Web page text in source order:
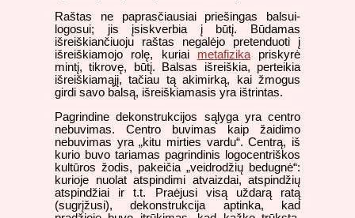
Raštas ne paprasčiausiai priešingas balsui-
logosui; jis įsiskverbia į būtį. Būdamas
išreiškiančiuoju raštas negalėjo pretenduoti į
išreiškiamojo rolę, kuriai metafizikapriskyrė
mintį, tikrovę, būtį. Balsas išreiškia, perteikia
išreiškiamąjį, tačiau tą akimirką, kai žmogus
girdi savo balsą, išreiškiamasis yra ištrintas.
Pagrindine dekonstrukcijos sąlyga yra centro
nebuvimas. Centro buvimas kaip žaidimo
nebuvimas yra „kitu mirties vardu“. Centrą, iš
kurio buvo tariamas pagrindinis logocentriškos
kultūros žodis, pakeičia „veidrodžių bedugnė“:
kurioje nuolat atspindimi atvaizdai, atspindžių
atspindžiai ir t.t. Praėjusi visą uždarą ratą
(sugrįžusi), dekonstrukcija aptinka, kad